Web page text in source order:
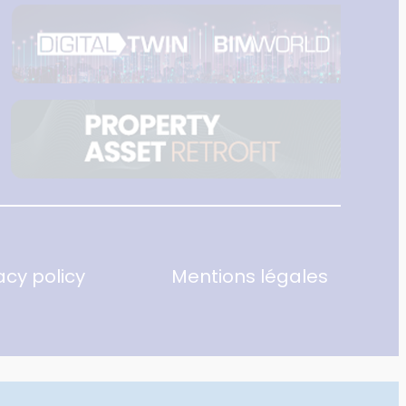
policy Mentions légales